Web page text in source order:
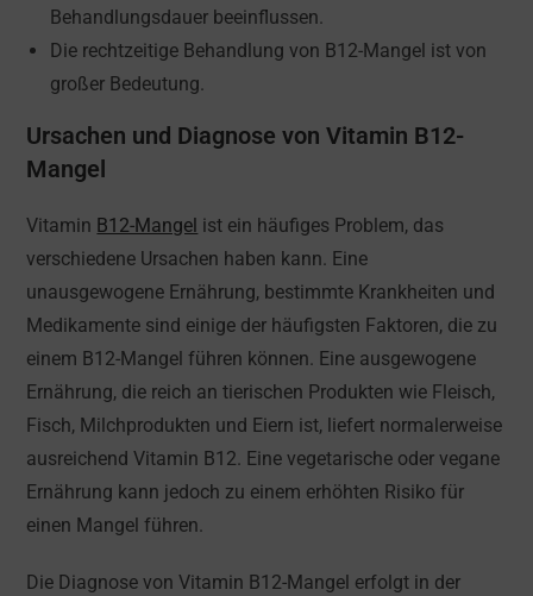
Behandlungsdauer beeinflussen.
Die rechtzeitige Behandlung von B12-Mangel ist von
großer Bedeutung.
Ursachen und Diagnose von Vitamin B12-
Mangel
Vitamin B12-Mangel ist ein häufiges Problem, das
verschiedene Ursachen haben kann. Eine
unausgewogene Ernährung, bestimmte Krankheiten und
Medikamente sind einige der häufigsten Faktoren, die zu
einem B12-Mangel führen können. Eine ausgewogene
Ernährung, die reich an tierischen Produkten wie Fleisch,
Fisch, Milchprodukten und Eiern ist, liefert normalerweise
ausreichend Vitamin B12. Eine vegetarische oder vegane
Ernährung kann jedoch zu einem erhöhten Risiko für
einen Mangel führen.
Die Diagnose von Vitamin B12-Mangel erfolgt in der